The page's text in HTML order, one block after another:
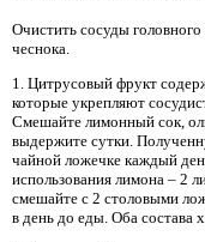
Очистить сосуды
чеснока.
1. Цитрусовый фрукт
которые укрепляют
Смешайте лимонный сок,
выдержите сутки.
чайной ложечке каждый
использования лимона – 2
смешайте с 2 столовыми
в день до еды. Оба состава